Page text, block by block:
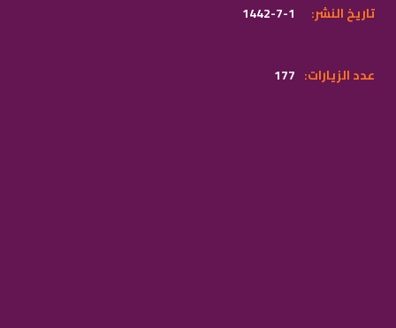
1442-7-1 :تاريخ النشر
177 :عدد الزيارات